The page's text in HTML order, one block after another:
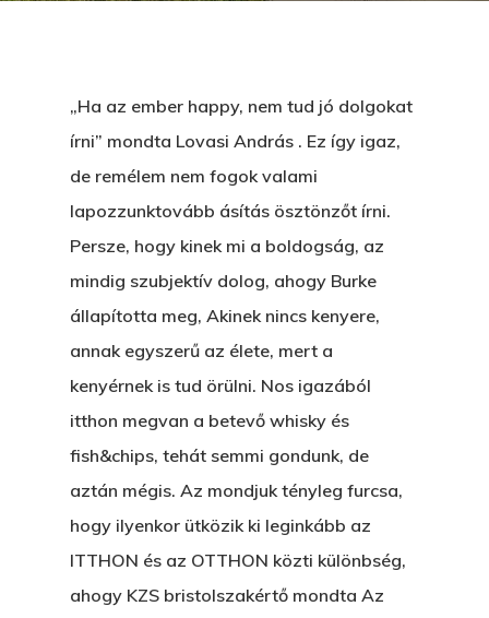
„Ha az ember happy, nem tud jó dolgokat
írni” mondta Lovasi András . Ez így igaz,
de remélem nem fogok valami
lapozzunktovább ásítás ösztönzőt írni.
Persze, hogy kinek mi a boldogság, az
mindig szubjektív dolog, ahogy Burke
állapította meg, Akinek nincs kenyere,
annak egyszerű az élete, mert a
kenyérnek is tud örülni. Nos igazából
itthon megvan a betevő whisky és
fish&chips, tehát semmi gondunk, de
aztán mégis. Az mondjuk tényleg furcsa,
hogy ilyenkor ütközik ki leginkább az
ITTHON és az OTTHON közti különbség,
ahogy KZS bristolszakértő mondta Az